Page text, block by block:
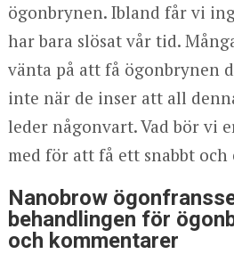
ögonbrynen. Ibland får vi
har bara slösat vår tid.
vänta på att få ögonbrynen
inte när de inser att all
leder någonvart. Vad bör vi
med för att få ett snabbt
Nanobrow
behandlingen för
och kommentarer